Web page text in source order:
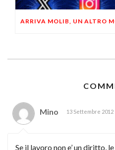
Mino 13 Settembre 2012
Se il lavoro non e’ un diritto,